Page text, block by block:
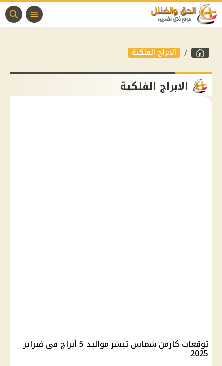
الابراج الفلكية
الابراج الفلكية
توقعات كارمن شماس تبشر مواليد 5 أبراج في فبراير
2025